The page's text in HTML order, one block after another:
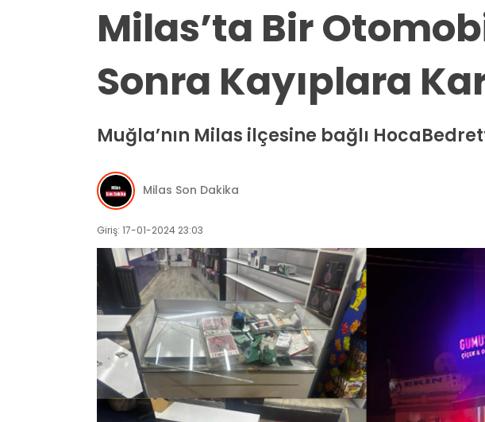
Milas’ta Bir
Sonra Kayıplara
Muğla’nın Milas ilçesine bağlı
Milas Son Dakika
Giriş: 17-01-2024 23:03